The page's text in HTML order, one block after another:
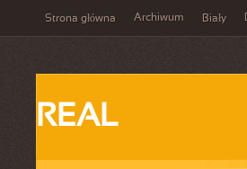
Strona główna Archiwum Biały
REAL